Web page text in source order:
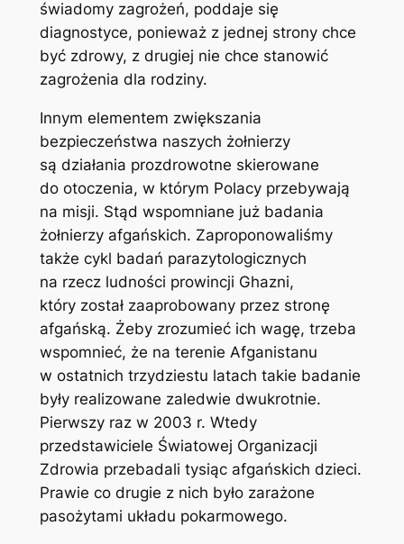
świadomy zagrożeń, poddaje się
diagnostyce, ponieważ z jednej strony chce
być zdrowy, z drugiej nie chce stanowić
zagrożenia dla rodziny.
Innym elementem zwiększania
bezpieczeństwa naszych żołnierzy
są działania prozdrowotne skierowane
do otoczenia, w którym Polacy przebywają
na misji. Stąd wspomniane już badania
żołnierzy afgańskich. Zaproponowaliśmy
także cykl badań parazytologicznych
na rzecz ludności prowincji Ghazni,
który został zaaprobowany przez stronę
afgańską. Żeby zrozumieć ich wagę, trzeba
wspomnieć, że na terenie Afganistanu
w ostatnich trzydziestu latach takie badanie
były realizowane zaledwie dwukrotnie.
Pierwszy raz w 2003 r. Wtedy
przedstawiciele Światowej Organizacji
Zdrowia przebadali tysiąc afgańskich dzieci.
Prawie co drugie z nich było zarażone
pasożytami układu pokarmowego.